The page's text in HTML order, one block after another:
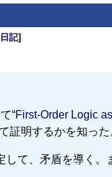
記]
“First-Order Logic
証明するかを知った
て、矛盾を導く。